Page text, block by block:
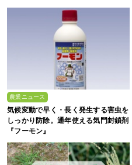
農業ニュース
気候変動で早く・長く発生する害虫を
しっかり防除。通年使える気門封鎖剤
『フーモン』